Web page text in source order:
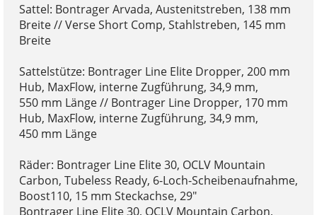
Sattel: Bontrager Arvada, Austenitstreben, 138 mm
Breite // Verse Short Comp, Stahlstreben, 145 mm
Breite
Sattelstütze: Bontrager Line Elite Dropper, 200 mm
Hub, MaxFlow, interne Zugführung, 34,9 mm,
550 mm Länge // Bontrager Line Dropper, 170 mm
Hub, MaxFlow, interne Zugführung, 34,9 mm,
450 mm Länge
Räder: Bontrager Line Elite 30, OCLV Mountain
Carbon, Tubeless Ready, 6-Loch-Scheibenaufnahme,
Boost110, 15 mm Steckachse, 29"
Bontrager Line Elite 30, OCLV Mountain Carbon,